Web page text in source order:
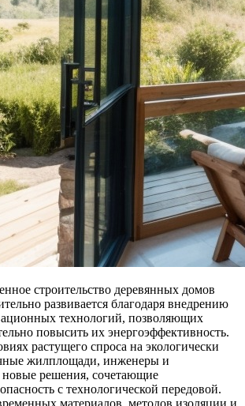
строительство деревянных домов
развивается благодаря внедрению
технологий, позволяющих
повысить их энергоэффективность.
растущего спроса на экологически
жилплощади, инженеры и
решения, сочетающие
с технологической передовой.
материалов, методов изоляции и